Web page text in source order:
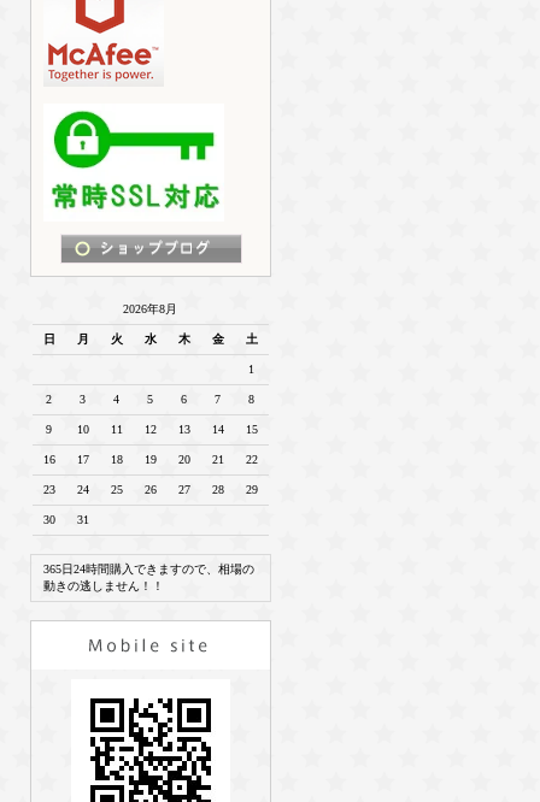
2026年8月
日 月 火 水 木 金 土
1
2 3 4 5 6 7 8
9 10 11 12 13 14 15
16 17 18 19 20 21 22
23 24 25 26 27 28 29
30 31
365日24時間購入できますので、相場の
動きの逃しません！！